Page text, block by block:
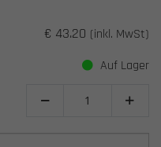
€ 43.20 (inkl. MwSt)
Auf Lager
 